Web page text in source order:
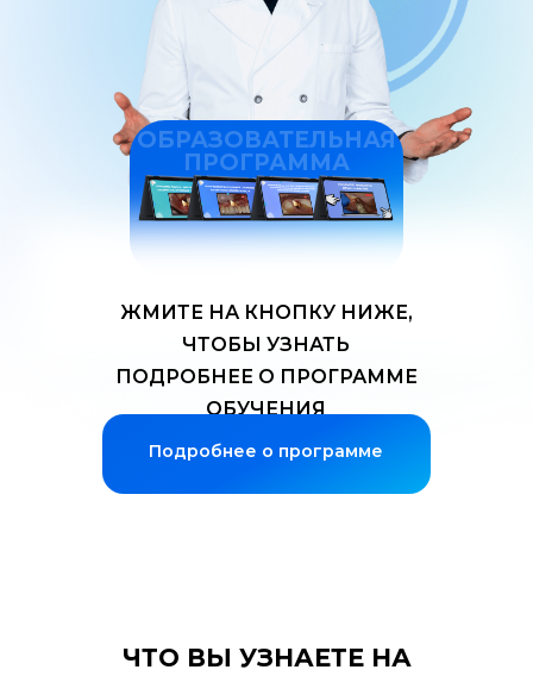
ОБРАЗОВАТЕЛЬНАЯ
ПРОГРАММА
ЖМИТЕ НА КНОПКУ НИЖЕ,
ЧТОБЫ УЗНАТЬ
ПОДРОБНЕЕ О ПРОГРАММЕ
ОБУЧЕНИЯ
Подробнее о программе
ЧТО ВЫ УЗНАЕТЕ НА